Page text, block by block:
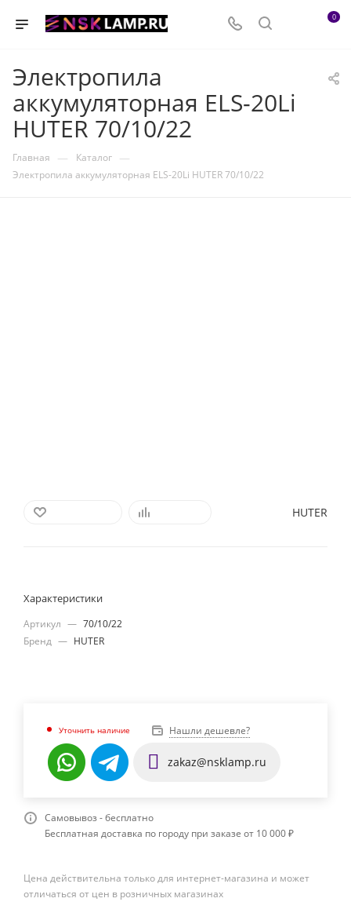
0
Электропила
аккумуляторная ELS-20Li
HUTER 70/10/22
Главная — Каталог —
Электропила аккумуляторная ELS-20Li HUTER 70/10/22
HUTER
Характеристики
Артикул — 70/10/22
Бренд — HUTER
Уточнить наличие Нашли дешевле?
zakaz@nsklamp.ru
Самовывоз - бесплатно
Бесплатная доставка по городу при заказе от 10 000 ₽
Цена действительна только для интернет-магазина и может
отличаться от цен в розничных магазинах